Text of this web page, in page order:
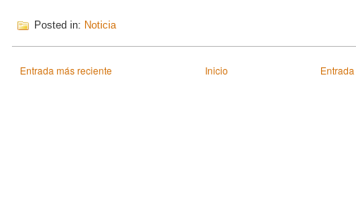
Posted in: Noticia
Entrada más reciente Inicio